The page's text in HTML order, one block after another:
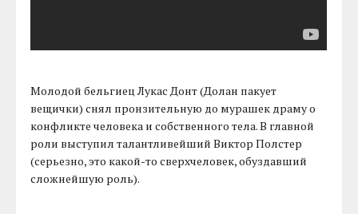
Молодой бельгиец Лукас Донт (Долан пакует
вещички) снял пронзительную до мурашек драму о
конфликте человека и собственного тела. В главной
роли выступил талантливейший Виктор Полстер
(серьезно, это какой-то сверхчеловек, обуздавший
сложнейшую роль).